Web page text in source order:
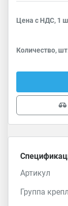
Цена с НДС, 1
Количество,
Артикул
Группа